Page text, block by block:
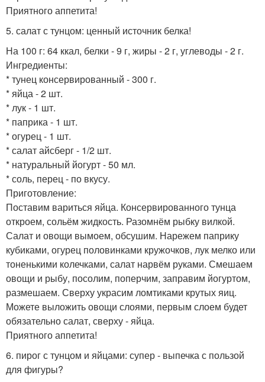
Приятного аппетита!
5. салат с тунцом: ценный источник белка!
На 100 г: 64 ккал, белки - 9 г, жиры - 2 г, углеводы - 2 г.
Ингредиенты:
* тунец консервированный - 300 г.
* яйца - 2 шт.
* лук - 1 шт.
* паприка - 1 шт.
* огурец - 1 шт.
* салат айсберг - 1/2 шт.
* натуральный йогурт - 50 мл.
* соль, перец - по вкусу.
Приготовление:
Поставим вариться яйца. Консервированного тунца
откроем, сольём жидкость. Разомнём рыбку вилкой.
Салат и овощи вымоем, обсушим. Нарежем паприку
кубиками, огурец половинками кружочков, лук мелко или
тоненькими колечками, салат нарвём руками. Смешаем
овощи и рыбу, посолим, поперчим, заправим йогуртом,
размешаем. Сверху украсим ломтиками крутых яиц.
Можете выложить овощи слоями, первым слоем будет
обязательно салат, сверху - яйца.
Приятного аппетита!
6. пирог с тунцом и яйцами: супер - выпечка с пользой
для фигуры?